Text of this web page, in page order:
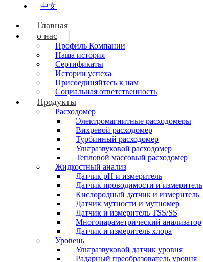
中文
Главная
о нас
Профиль Компании
Наша история
Сертификаты
Истории успеха
Присоединяйтесь к нам
Социальная ответственность
Продукты
Расходомер
Электромагнитные расходомеры
Вихревой расходомер
Турбинный расходомер
Ультразвуковой расходомер
Тепловой массовый расходомер
Жидкостный анализ
Датчик pH и измеритель
Датчик проводимости и измеритель
Кислородный датчик и измеритель
Датчик мутности и мутномер
Датчик и измеритель TSS/SS
Многопараметрический анализатор
Датчик и измеритель хлора
Уровень
Ультразвуковой датчик уровня
Радарный преобразователь уровня